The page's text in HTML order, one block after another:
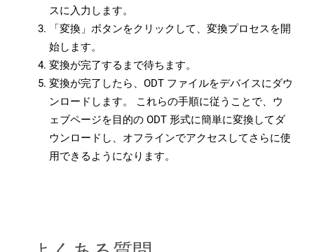
スに入力します。
「変換」ボタンをクリックして、変換プロセスを開
始します。
変換が完了するまで待ちます。
変換が完了したら、ODT ファイルをデバイスにダウ
ンロードします。 これらの手順に従うことで、ウ
ェブページを目的の ODT 形式に簡単に変換してダ
ウンロードし、オフラインでアクセスしてさらに使
用できるようになります。